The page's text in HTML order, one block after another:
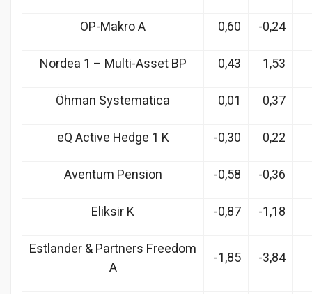
OP-Makro A
0,60
-0,24
Nordea 1 – Multi-Asset BP
0,43
1,53
Öhman Systematica
0,01
0,37
eQ Active Hedge 1 K
-0,30
0,22
Aventum Pension
-0,58
-0,36
Eliksir K
-0,87
-1,18
Estlander & Partners Freedom
A
-1,85 -3,84